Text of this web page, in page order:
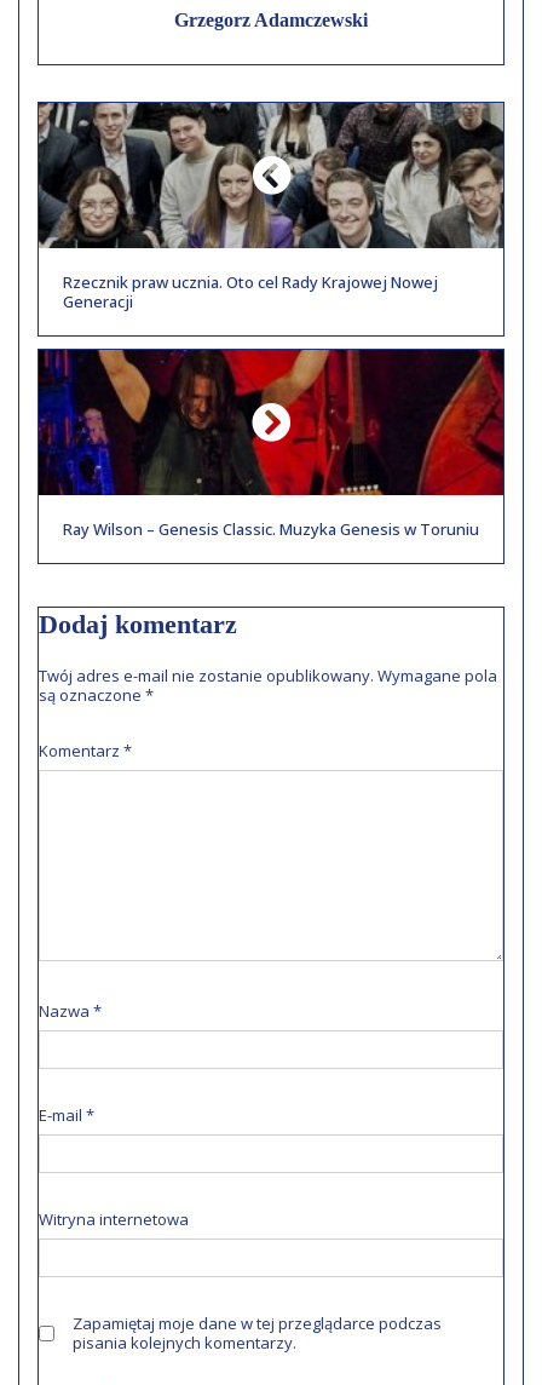
Grzegorz Adamczewski
Rzecznik praw ucznia. Oto cel Rady Krajowej Nowej
Generacji
Ray Wilson – Genesis Classic. Muzyka Genesis w Toruniu
Dodaj komentarz
Twój adres e-mail nie zostanie opublikowany. Wymagane pola
są oznaczone *
Komentarz *
Nazwa *
E-mail *
Witryna internetowa
Zapamiętaj moje dane w tej przeglądarce podczas
pisania kolejnych komentarzy.